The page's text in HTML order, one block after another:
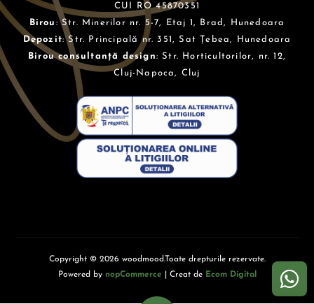
CUI RO 45870351
Birou : Str. Minerilor nr. 5-7, Etaj 1, Brad, Hunedoara
Depozit: Str. Principală nr. 351, Sat Țebea, Hunedoara
Birou consultanță design: Str. Horticultorilor, nr. 12,
Cluj-Napoca, Cluj
Copyright © 2026 woodmood.Toate drepturile rezervate.
Powered by nopCommerce | Creat de Ecom Digital